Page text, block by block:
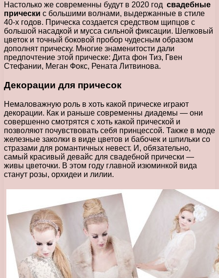
Настолько же современны будут в 2020 год свадебные
прически с большими волнами, выдержанные в стиле
40-х годов. Прическа создается средством щипцов с
большой насадкой и мусса сильной фиксации. Шелковый
цветок и точный боковой пробор чудесным образом
дополнят прическу. Многие знаменитости дали
предпочтение этой прическе: Дита фон Тиз, Гвен
Стефании, Меган Фокс, Рената Литвинова.
Декорации для причесок
Немаловажную роль в хоть какой прическе играют
декорации. Как и раньше современны диадемы — они
совершенно смотрятся с хоть какой прической и
позволяют почувствовать себя принцессой. Также в моде
железные заколки в виде цветов и бабочек и шпильки со
стразами для романтичных невест. И, обязательно,
самый красивый девайс для свадебной прически —
живы цветочки. В этом году главной изюминкой вида
станут розы, орхидеи и лилии.